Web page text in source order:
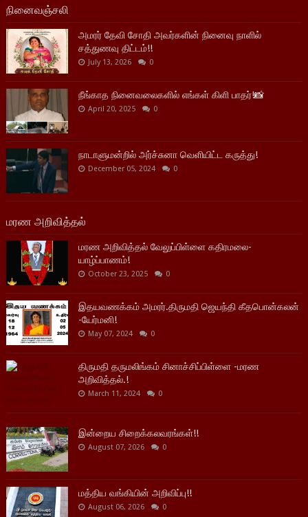
நினைவஞ்சலி
அமரர் தேவி சோதி அவர்களின் நினைவு நாளில்
சத்துணவு திட்டம்!!
July 13, 2026 0
நீங்காத நினைவலைகளில் எங்கள் கிளி பாதர்!📸
April 20, 2025 0
நாடாளுமன்றில் அர்ச்சுனா வெளியிட்ட கருத்து!
December 05, 2024 0
மரண அறிவித்தல்
மரண அறிவித்தல் வேலுப்பிள்ளை கதிரமலை-
யாழ்ப்பாணம்!
October 23, 2025 0
இதயவணக்கம் அமரர்.திருமதி ஜெயந்தி கீதபொன்கலன்
-யேர்மனி!
May 07, 2024 0
திருமதி தருமலிங்கம் சினாச்சிப்பிள்ளை -மரண
அறிவித்தல்.!
March 11, 2024 0
இன்றைய சிறைக்கலவரங்கள்!!
August 07, 2026 0
மத்திய வங்கியின் அறிவிப்பு!!
August 06, 2026 0